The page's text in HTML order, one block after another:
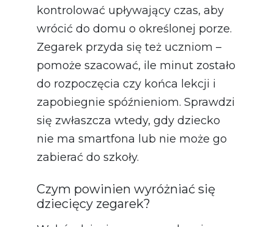
kontrolować upływający czas, aby
wrócić do domu o określonej porze.
Zegarek przyda się też uczniom –
pomoże szacować, ile minut zostało
do rozpoczęcia czy końca lekcji i
zapobiegnie spóźnieniom. Sprawdzi
się zwłaszcza wtedy, gdy dziecko
nie ma smartfona lub nie może go
zabierać do szkoły.
Czym powinien wyróżniać się
dziecięcy zegarek?